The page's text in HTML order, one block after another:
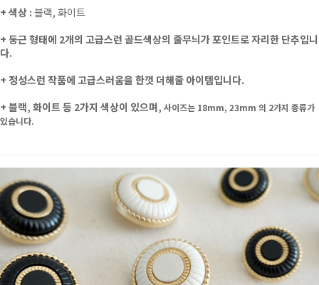
+ 색상 : 블랙, 화이트
+ 둥근 형태에 2개의 고급스런 골드색상의 줄무늬가 포인트로 자리한 단추입니
다.
+ 정성스런 작품에 고급스러움을 한껏 더해줄 아이템입니다.
+ 블랙, 화이트 등 2가지 색상이 있으며, 사이즈는 18mm, 23mm 의 2가지 종류가
있습니다.